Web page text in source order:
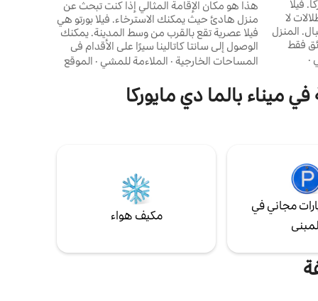
فيلا
عام 2019 مع إطلالات لا
المنزل
ولكنه يبعد 5 دقائق فقط
بالسيارة من بلدة سولير. ويتكون من 3 غرف نوم
يوجد في
·
هذا هو مكان الإقامة المثالي إذا كنت تبحث عن
منزل هادئ حيث يمكنك الاسترخاء. فيلا بورتو هي
فيلا عصرية تقع بالقرب من وسط المدينة. يمكنك
الوصول إلى سانتا كاتالينا سيرًا على الأقدام في
غضون 10 دقائق فقط. سانتا كاتالينا هو حي رمزي
يضم العديد من المطاعم والبارات وسوقه
الشهير. وهي مفروشة بالكامل والمطبخ مجهز
بالكامل. هناك غرفتا نوم مريحتان مع حمامين
كاملين. يمكنك الاستمتاع بحديقة مشمسة
المساحات الخارجية · الملاءمة للمشي · الموقع
ميناء بالما دي مايوركا
مجاني في
مكيف هواء